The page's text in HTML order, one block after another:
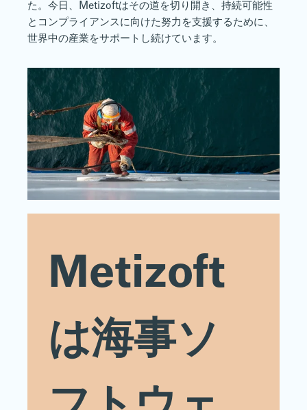
た。今日、Metizoftはその道を切り開き、持続可能性
とコンプライアンスに向けた努力を支援するために、
世界中の産業をサポートし続けています。
Metizoft
は海事ソ